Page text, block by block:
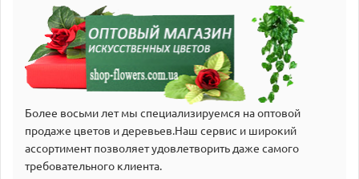
Более восьми лет мы специализируемся на оптовой
продаже цветов и деревьев.Наш сервис и широкий
аcсортимент позволяет удовлетворить даже самого
требовательного клиента.